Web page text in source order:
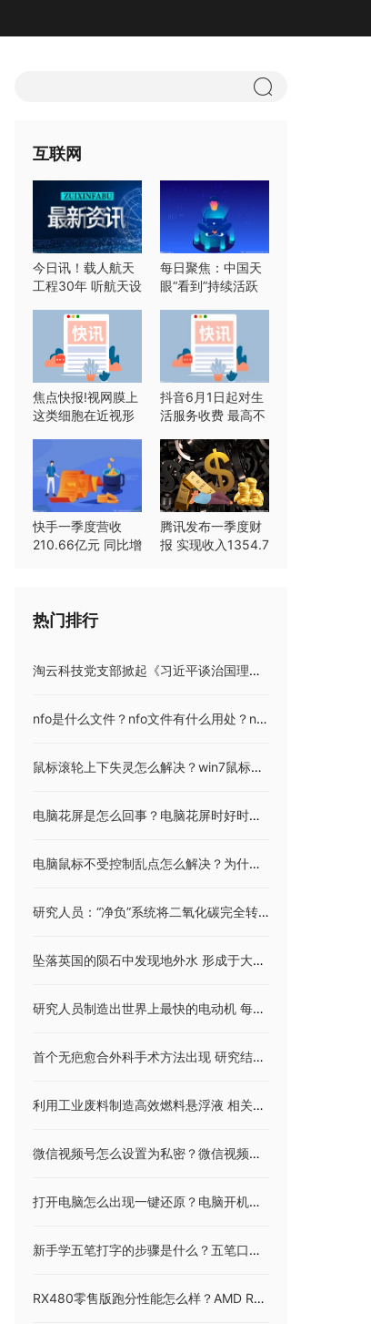
互联网
今日讯！载人航天
工程30年 听航天设
每日聚焦：中国天
眼“看到”持续活跃
焦点快报!视网膜上
这类细胞在近视形
抖音6月1日起对生
活服务收费 最高不
快手一季度营收
210.66亿元 同比增
腾讯发布一季度财
报 实现收入1354.7
热门排行
淘云科技党支部掀起《习近平谈治国理政》第四卷学习热潮
nfo是什么文件？nfo文件有什么用处？nfo格式的文件可以删掉吗？
鼠标滚轮上下失灵怎么解决？win7鼠标没有滚轮设置怎么办？
电脑花屏是怎么回事？电脑花屏时好时坏怎么回事？
电脑鼠标不受控制乱点怎么解决？为什么鼠标在界面图标上划过就会自动选中？
研究人员：“净负”系统将二氧化碳完全转化为乙烯
坠落英国的陨石中发现地外水 形成于大约46亿年前
研究人员制造出世界上最快的电动机 每分钟十万转有望解决电动汽车续航难题
首个无疤愈合外科手术方法出现 研究结果发布在《生物工程》杂志上
利用工业废料制造高效燃料悬浮液 相关研究结果发表在《燃料》杂志上
微信视频号怎么设置为私密？微信视频号如何注销关闭？
打开电脑怎么出现一键还原？电脑开机一键ghost重装系统步骤是什么？
新手学五笔打字的步骤是什么？五笔口诀顺口溜是什么？
RX480零售版跑分性能怎么样？AMD RX 480深度评测+拆解